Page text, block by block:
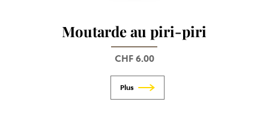
Moutarde au piri-piri
CHF6.00